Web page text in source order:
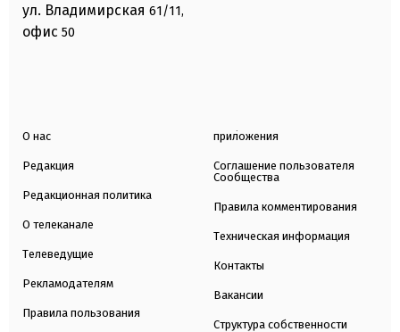
ул. Владимирская 61/11,
офис 50
О нас
Редакция
Редакционная политика
О телеканале
Телеведущие
Рекламодателям
Правила пользования
приложения
Соглашение пользователя
Сообщества
Правила комментирования
Техническая информация
Контакты
Вакансии
Структура собственности